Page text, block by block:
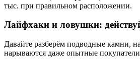
тыс. при правильном расположении.
Лайфхаки и ловушки:
Давайте разберём подводные камни,
нарываются даже опытные